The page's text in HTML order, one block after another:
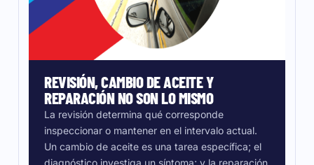
REVISIÓN, CAMBIO DE ACEITE Y
REPARACIÓN NO SON LO MISMO
La revisión determina qué corresponde
inspeccionar o mantener en el intervalo actual.
Un cambio de aceite es una tarea específica; el
diagnóstico investiga un síntoma; y la reparación